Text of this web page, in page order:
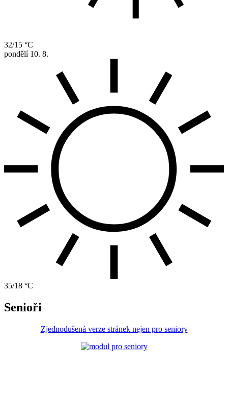
32/15 °C
pondělí 10. 8.
35/18 °C
Senioři
Zjednodušená verze stránek nejen pro seniory